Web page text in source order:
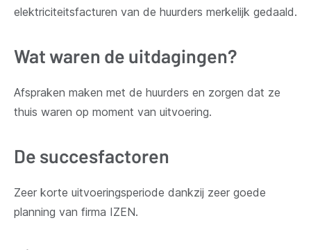
elektriciteitsfacturen van de huurders merkelijk gedaald.
Wat waren de uitdagingen?
Afspraken maken met de huurders en zorgen dat ze
thuis waren op moment van uitvoering.
De succesfactoren
Zeer korte uitvoeringsperiode dankzij zeer goede
planning van firma IZEN.